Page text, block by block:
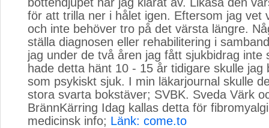
för att trilla ner i hålet igen. Eftersom jag vet
och inte behöver tro på det värsta längre.
ställa diagnosen eller rehabilitering i
jag under de två åren jag fått sjukbidrag inte
hade detta hänt 10 - 15 år tidigare skulle jag
som psykiskt sjuk. I min läkarjournal skulle
stora svarta bokstäver; SVBK. Sveda Värk
BrännKärring Idag kallas detta för
medicinsk info; Länk: come.to